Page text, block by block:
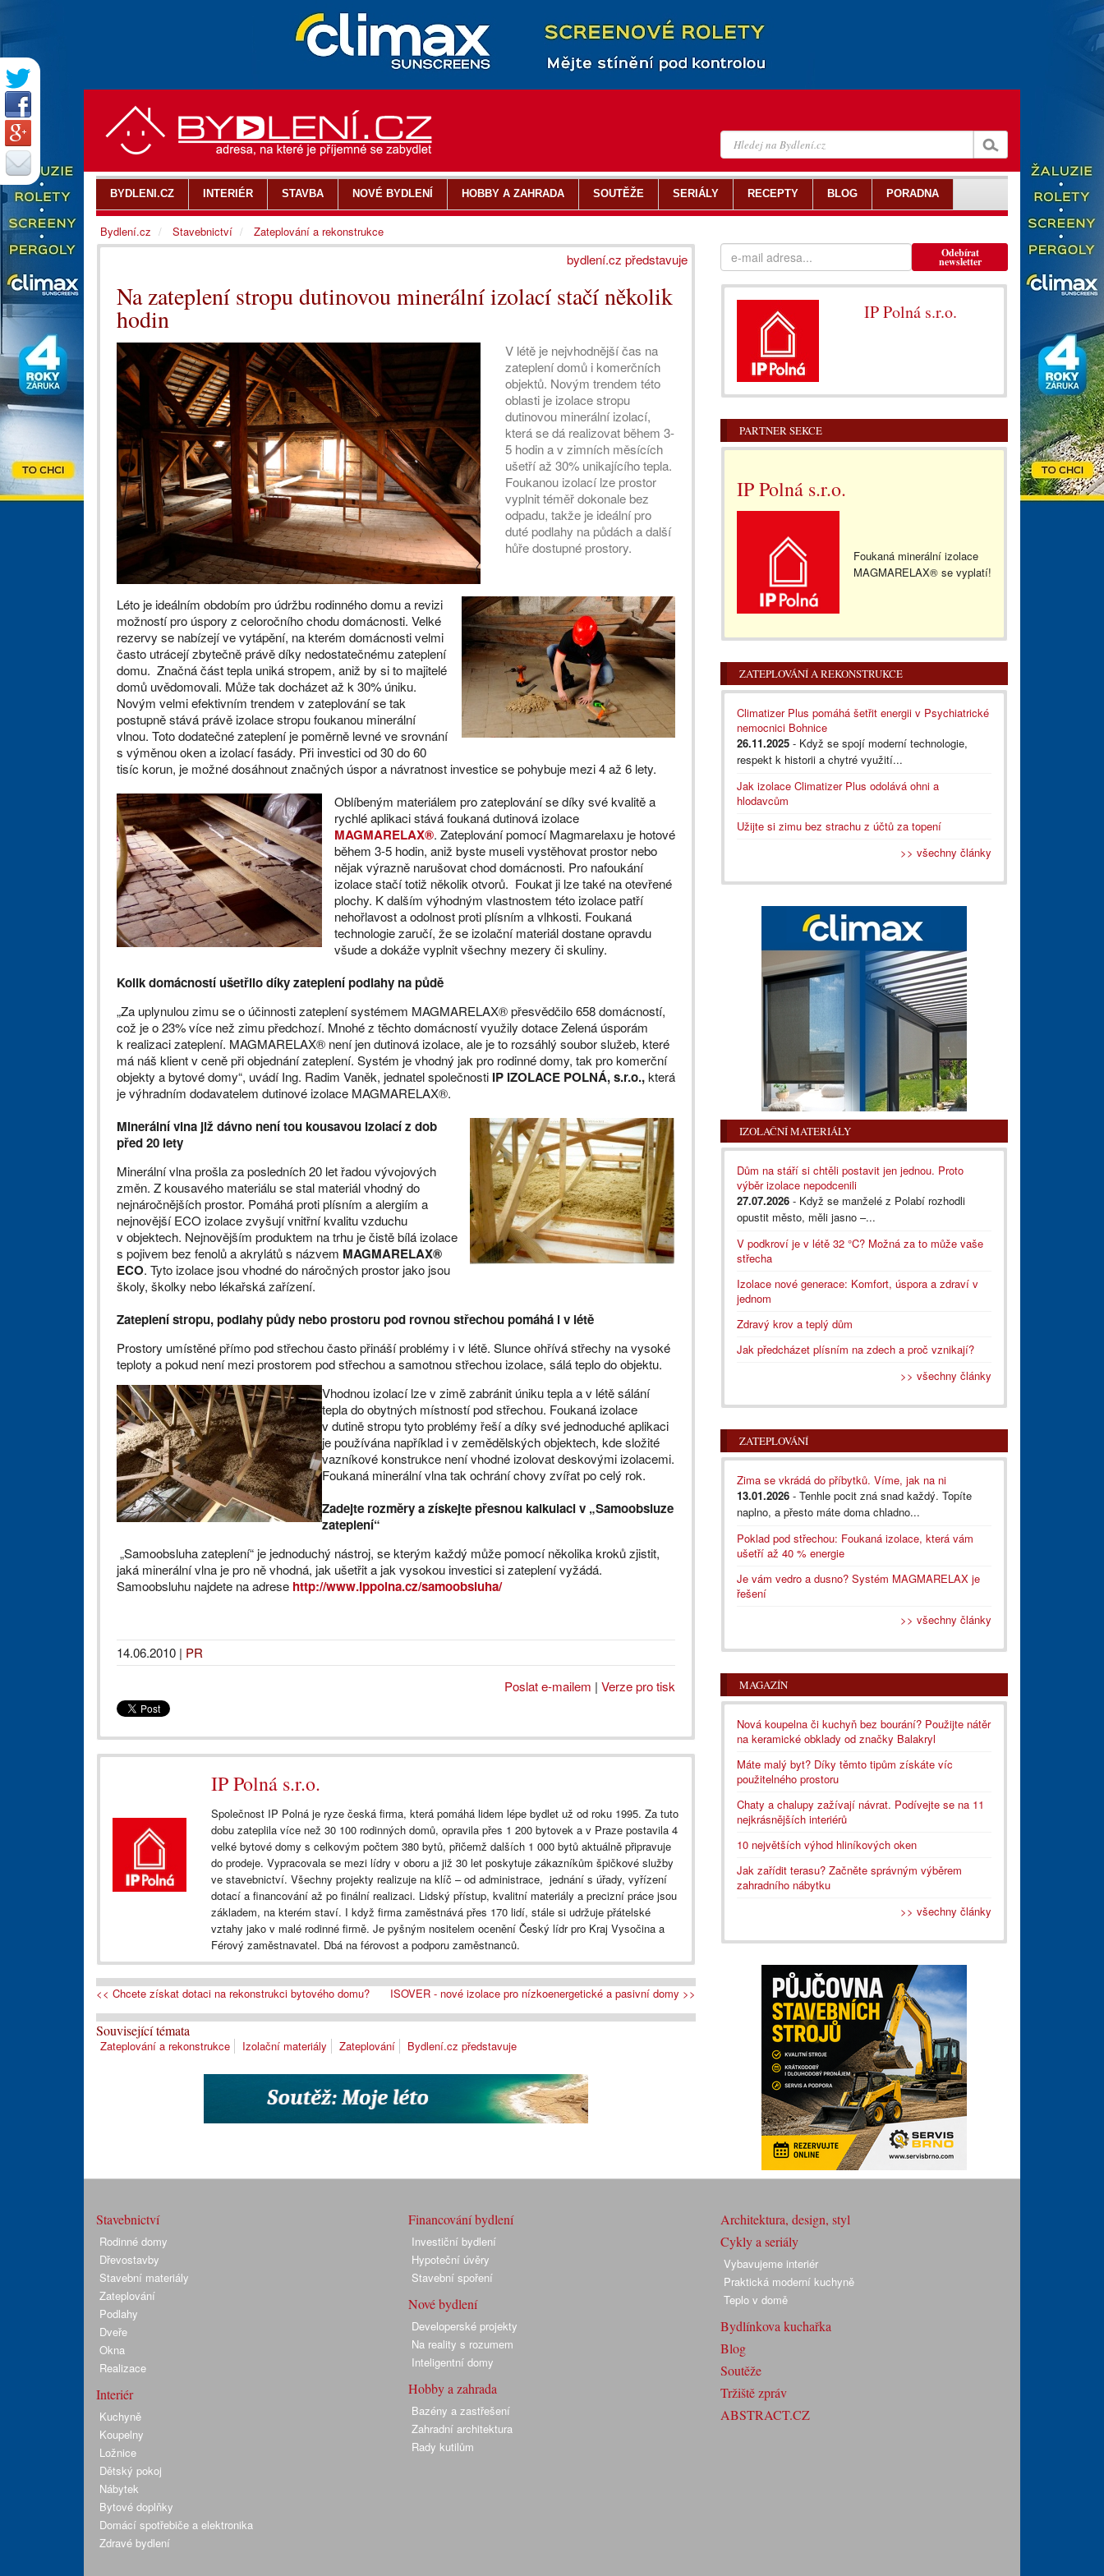
bydlení.cz představuje
Na zateplení stropu dutinovou minerální izolací stačí několik
hodin
V létě je nejvhodnější čas na
zateplení domů i komerčních
objektů. Novým trendem této
oblasti je izolace stropu
dutinovou minerální izolací,
která se dá realizovat během 3-
5 hodin a v zimních měsících
ušetří až 30% unikajícího tepla.
Foukanou izolací lze prostor
vyplnit téměř dokonale bez
odpadu, takže je ideální pro
duté podlahy na půdách a další
hůře dostupné prostory.
Léto je ideálním obdobím pro údržbu rodinného domu a revizi
možností pro úspory z celoročního chodu domácnosti. Velké
rezervy se nabízejí ve vytápění, na kterém domácnosti velmi
často utrácejí zbytečně právě díky nedostatečnému zateplení
domu. Značná část tepla uniká stropem, aniž by si to majitelé
domů uvědomovali. Může tak docházet až k 30% úniku.
Novým velmi efektivním trendem v zateplování se tak
postupně stává právě izolace stropu foukanou minerální
vlnou. Toto dodatečné zateplení je poměrně levné ve srovnání
s výměnou oken a izolací fasády. Při investici od 30 do 60
tisíc korun, je možné dosáhnout značných úspor a návratnost investice se pohybuje mezi 4 až 6 lety.
Oblíbeným materiálem pro zateplování se díky své kvalitě a
rychlé aplikaci stává foukaná dutinová izolace
MAGMARELAX®. Zateplování pomocí Magmarelaxu je hotové
během 3-5 hodin, aniž byste museli vystěhovat prostor nebo
nějak výrazně narušovat chod domácnosti. Pro nafoukání
izolace stačí totiž několik otvorů. Foukat ji lze také na otevřené
plochy. K dalším výhodným vlastnostem této izolace patří
nehořlavost a odolnost proti plísním a vlhkosti. Foukaná
technologie zaručí, že se izolační materiál dostane opravdu
všude a dokáže vyplnit všechny mezery či skuliny.
Kolik domácností ušetřilo díky zateplení podlahy na půdě
„Za uplynulou zimu se o účinnosti zateplení systémem MAGMARELAX® přesvědčilo 658 domácností,
což je o 23% více než zimu předchozí. Mnohé z těchto domácností využily dotace Zelená úsporám
k realizaci zateplení. MAGMARELAX® není jen dutinová izolace, ale je to rozsáhlý soubor služeb, které
má náš klient v ceně při objednání zateplení. Systém je vhodný jak pro rodinné domy, tak pro komerční
objekty a bytové domy“, uvádí Ing. Radim Vaněk, jednatel společnosti IP IZOLACE POLNÁ, s.r.o.,která
je výhradním dodavatelem dutinové izolace MAGMARELAX®.
Minerální vlna již dávno není tou kousavou izolací z dob
před 20 lety
Minerální vlna prošla za posledních 20 let řadou vývojových
změn. Z kousavého materiálu se stal materiál vhodný do
nejnáročnějších prostor. Pomáhá proti plísním a alergiím a
nejnovější ECO izolace zvyšují vnitřní kvalitu vzduchu
v objektech. Nejnovějším produktem na trhu je čistě bílá izolace
s pojivem bez fenolů a akrylátů s názvem MAGMARELAX®
ECO. Tyto izolace jsou vhodné do náročných prostor jako jsou
školy, školky nebo lékařská zařízení.
Zateplení stropu, podlahy půdy nebo prostoru pod rovnou střechou pomáhá i v létě
Prostory umístěné přímo pod střechou často přináší problémy i v létě. Slunce ohřívá střechy na vysoké
teploty a pokud není mezi prostorem pod střechou a samotnou střechou izolace, sálá teplo do objektu.
Vhodnou izolací lze v zimě zabránit úniku tepla a v létě sálání
tepla do obytných místností pod střechou. Foukaná izolace
v dutině stropu tyto problémy řeší a díky své jednoduché aplikaci
je používána například i v zemědělských objektech, kde složité
vazníkové konstrukce není vhodné izolovat deskovými izolacemi.
Foukaná minerální vlna tak ochrání chovy zvířat po celý rok.
Zadejte rozměry a získejte přesnou kalkulaci v „Samoobsluze
zateplení“
„Samoobsluha zateplení“ je jednoduchý nástroj, se kterým každý může pomocí několika kroků zjistit,
jaká minerální vlna je pro ně vhodná, jak ušetřit a jak vysokou investici si zateplení vyžádá.
Samoobsluhu najdete na adrese http://www.ippolna.cz/samoobsluha/
14.06.2010 | PR
Poslat e-mailem | Verze pro tisk
IP Polná s.r.o.
Společnost IP Polná je ryze česká firma, která pomáhá lidem lépe bydlet už od roku 1995. Za tuto
dobu zateplila více než 30 100 rodinných domů, opravila přes 1 200 bytovek a v Praze postavila 4
velké bytové domy s celkovým počtem 380 bytů, přičemž dalších 1 000 bytů aktuálně připravuje
do prodeje. Vypracovala se mezi lídry v oboru a již 30 let poskytuje zákazníkům špičkové služby
ve stavebnictví. Všechny projekty realizuje na klíč – od administrace, jednání s úřady, vyřízení
dotací a financování až po finální realizaci. Lidský přístup, kvalitní materiály a precizní práce jsou
základem, na kterém staví. I když firma zaměstnává přes 170 lidí, stále si udržuje přátelské
vztahy jako v malé rodinné firmě. Je pyšným nositelem ocenění Český lídr pro Kraj Vysočina a
Férový zaměstnavatel. Dbá na férovost a podporu zaměstnanců.
<< Chcete získat dotaci na rekonstrukci bytového domu? ISOVER - nové izolace pro nízkoenergetické a pasivní domy >>
Související témata
Zateplování a rekonstrukce Izolační materiály Zateplování Bydlení.cz představuje
Odebírat
newsletter
IP Polná s.r.o.
PARTNER SEKCE
IP Polná s.r.o.
Foukaná minerální izolace
MAGMARELAX® se vyplatí!
ZATEPLOVÁNÍ A REKONSTRUKCE
Climatizer Plus pomáhá šetřit energii v Psychiatrické
nemocnici Bohnice
26.11.2025 - Když se spojí moderní technologie,
respekt k historii a chytré využití...
Jak izolace Climatizer Plus odolává ohni a
hlodavcům
Užijte si zimu bez strachu z účtů za topení
>> všechny články
IZOLAČNÍ MATERIÁLY
Dům na stáří si chtěli postavit jen jednou. Proto
výběr izolace nepodcenili
27.07.2026 - Když se manželé z Polabí rozhodli
opustit město, měli jasno –...
V podkroví je v létě 32 °C? Možná za to může vaše
střecha
Izolace nové generace: Komfort, úspora a zdraví v
jednom
Zdravý krov a teplý dům
Jak předcházet plísním na zdech a proč vznikají?
>> všechny články
ZATEPLOVÁNÍ
Zima se vkrádá do příbytků. Víme, jak na ni
13.01.2026 - Tenhle pocit zná snad každý. Topíte
naplno, a přesto máte doma chladno...
Poklad pod střechou: Foukaná izolace, která vám
ušetří až 40 % energie
Je vám vedro a dusno? Systém MAGMARELAX je
řešení
>> všechny články
MAGAZÍN
Nová koupelna či kuchyň bez bourání? Použijte nátěr
na keramické obklady od značky Balakryl
Máte malý byt? Díky těmto tipům získáte víc
použitelného prostoru
Chaty a chalupy zažívají návrat. Podívejte se na 11
nejkrásnějších interiérů
10 největších výhod hliníkových oken
Jak zařídit terasu? Začněte správným výběrem
zahradního nábytku
>> všechny články
BYDLENI.CZ INTERIÉR STAVBA NOVÉ BYDLENÍ HOBBY A ZAHRADA SOUTĚŽE SERIÁLY RECEPTY BLOG PORADNA
Bydlení.cz Stavebnictví Zateplování a rekonstrukce
Stavebnictví
Rodinné domy
Dřevostavby
Stavební materiály
Zateplování
Podlahy
Dveře
Okna
Realizace
Interiér
Kuchyně
Koupelny
Ložnice
Dětský pokoj
Nábytek
Bytové doplňky
Domácí spotřebiče a elektronika
Zdravé bydlení
Financování bydlení
Investiční bydlení
Hypoteční úvěry
Stavební spoření
Nové bydlení
Developerské projekty
Na reality s rozumem
Inteligentní domy
Hobby a zahrada
Bazény a zastřešení
Zahradní architektura
Rady kutilům
Architektura, design, styl
Cykly a seriály
Vybavujeme interiér
Praktická moderní kuchyně
Teplo v domě
Bydlínkova kuchařka
Blog
Soutěže
Tržiště zpráv
ABSTRACT.CZ